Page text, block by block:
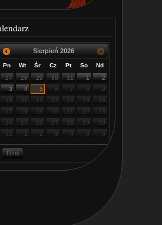
Sierpień 2026
Pn Wt Śr Cz Pt So
Nd
27
28 29 30 31 1
2
3
4 5 6 7 8
9
10
11 12 13 14 15
16
17
18 19 20 21 22
23
24
25 26 27 28 29
30
31
1 2 3 4 5 6
Dziś